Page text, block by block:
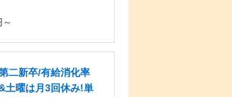
二新卒/有給消化率
土曜は月3回休み!単